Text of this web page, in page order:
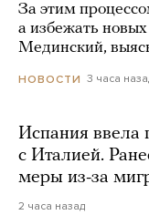
За этим
а избежать
Мединский,
НОВОСТИ 3 часа
Испания ввела
с Италией.
меры из-за
2 часа назад